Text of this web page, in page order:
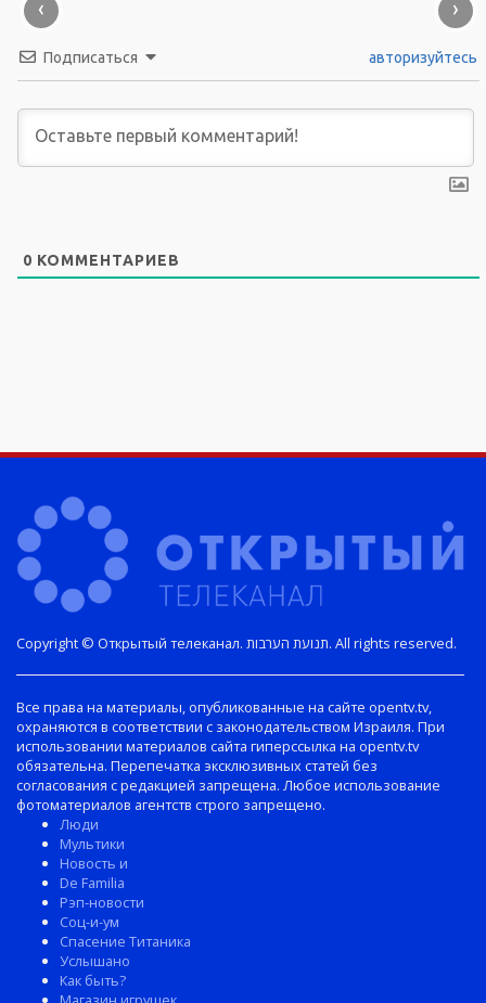
‹ ›
Подписаться авторизуйтесь
0 КОММЕНТАРИЕВ
Copyright © Открытый телеканал. תנועת הערבות. All rights reserved.
Все права на материалы, опубликованные на сайте opentv.tv,
охраняются в соответствии с законодательством Израиля. При
использовании материалов сайта гиперссылка на opentv.tv
обязательна. Перепечатка эксклюзивных статей без
согласования с редакцией запрещена. Любое использование
фотоматериалов агентств строго запрещено.
Люди
Мультики
Новость и
De Familia
Рэп-новости
Соц-и-ум
Спасение Титаника
Услышано
Как быть?